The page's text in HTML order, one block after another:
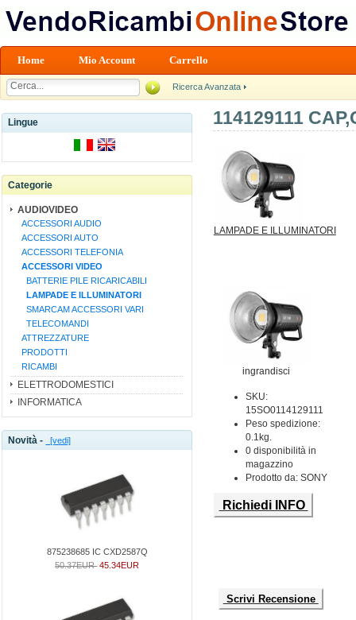
Home Mio Account Carrello
Ricerca Avanzata
Lingue
Categorie
AUDIOVIDEO
ACCESSORI AUDIO
ACCESSORI AUTO
ACCESSORI TELEFONIA
ACCESSORI VIDEO
BATTERIE PILE RICARICABILI
LAMPADE E ILLUMINATORI
SMARCAM ACCESSORI VARI
TELECOMANDI
ATTREZZATURE
PRODOTTI
RICAMBI
ELETTRODOMESTICI
INFORMATICA
Novità - [vedi]
875238685 IC CXD2587Q
50.37EUR 45.34EUR
114129111
LAMPADE E ILLUMINATORI
ingrandisci
SKU:
15SO0114129111
Peso spedizione:
0.1kg.
0 disponibilità in
magazzino
Prodotto da: SONY
Richiedi INFO
Scrivi Recensione